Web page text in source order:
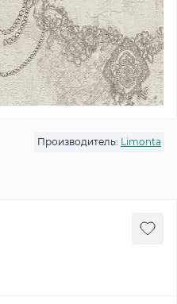
Производитель: Limonta